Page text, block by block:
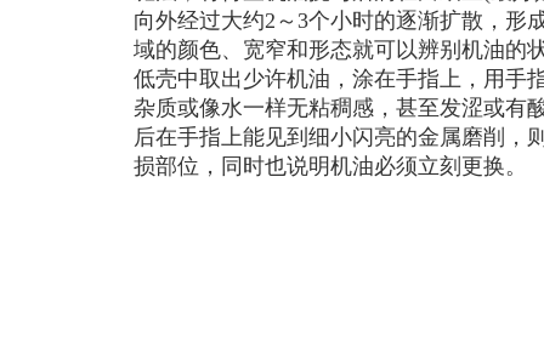
向外经过大约2～3个小时的逐渐扩散，形
域的颜色、宽窄和形态就可以辨别机油的
低壳中取出少许机油，涂在手指上，用手
杂质或像水一样无粘稠感，甚至发涩或有
后在手指上能见到细小闪亮的金属磨削，
损部位，同时也说明机油必须立刻更换。